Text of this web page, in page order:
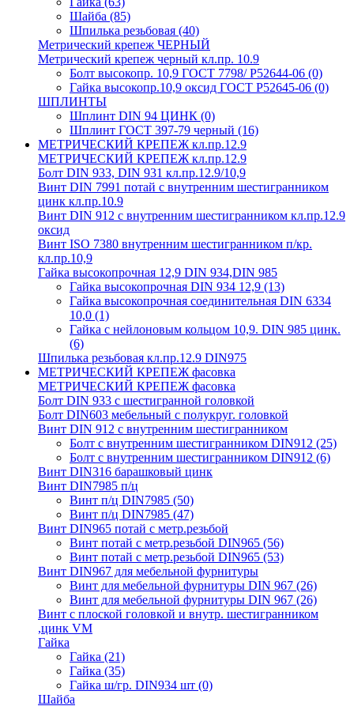
Шайба (85)
Шпилька резьбовая (40)
Метрический крепеж ЧЕРНЫЙ
Метрический крепеж черный кл.пр. 10.9
Болт высокопр. 10,9 ГОСТ 7798/ Р52644-06 (0)
Гайка высокопр.10,9 оксид ГОСТ Р52645-06 (0)
ШПЛИНТЫ
Шплинт DIN 94 ЦИНК (0)
Шплинт ГОСТ 397-79 черный (16)
МЕТРИЧЕСКИЙ КРЕПЕЖ кл.пр.12.9
МЕТРИЧЕСКИЙ КРЕПЕЖ кл.пр.12.9
Болт DIN 933, DIN 931 кл.пр.12.9/10,9
Винт DIN 7991 потай с внутренним шестигранником
цинк кл.пр.10.9
Винт DIN 912 с внутренним шестигранником кл.пр.12.9
оксид
Винт ISO 7380 внутренним шестигранником п/кр.
кл.пр.10,9
Гайка высокопрочная 12,9 DIN 934,DIN 985
Гайка высокопрочная DIN 934 12,9 (13)
Гайка высокопрочная соединительная DIN 6334
10,0 (1)
Гайка с нейлоновым кольцом 10,9. DIN 985 цинк.
(6)
Шпилька резьбовая кл.пр.12.9 DIN975
МЕТРИЧЕСКИЙ КРЕПЕЖ фасовка
МЕТРИЧЕСКИЙ КРЕПЕЖ фасовка
Болт DIN 933 с шестигранной головкой
Болт DIN603 мебельный с полукруг. головкой
Винт DIN 912 с внутренним шестигранником
Болт с внутренним шестигранником DIN912 (25)
Болт с внутренним шестигранником DIN912 (6)
Винт DIN316 барашковый цинк
Винт DIN7985 п/ц
Винт п/ц DIN7985 (50)
Винт п/ц DIN7985 (47)
Винт DIN965 потай с метр.резьбой
Винт потай с метр.резьбой DIN965 (56)
Винт потай с метр.резьбой DIN965 (53)
Винт DIN967 для мебельной фурнитуры
Винт для мебельной фурнитуры DIN 967 (26)
Винт для мебельной фурнитуры DIN 967 (26)
Винт с плоской головкой и внутр. шестигранником
,цинк VM
Гайка
Гайка (21)
Гайка (35)
Гайка ш/гр. DIN934 шт (0)
Шайба